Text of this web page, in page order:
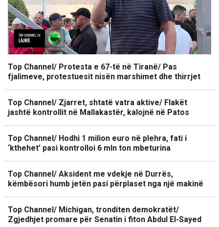
Top Channel/ Protesta e 67-të në Tiranë/ Pas
fjalimeve, protestuesit nisën marshimet dhe thirrjet
Top Channel/ Zjarret, shtatë vatra aktive/ Flakët
jashtë kontrollit në Mallakastër, kalojnë në Patos
Top Channel/ Hodhi 1 milion euro në plehra, fati i
‘kthehet’ pasi kontrolloi 6 mln ton mbeturina
Top Channel/ Aksident me vdekje në Durrës,
këmbësori humb jetën pasi përplaset nga një makinë
Top Channel/ Michigan, tronditen demokratët/
Zgjedhjet promare për Senatin i fiton Abdul El-Sayed